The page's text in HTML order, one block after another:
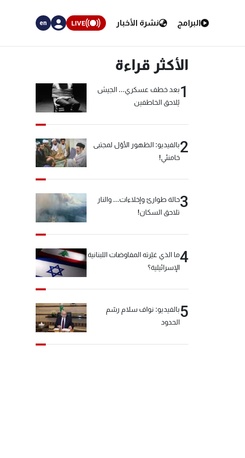
البرامج نشرة الأخبار LIVE
en
الأكثر قراءة
1بعد خطف عسكري... الجيش
يُلاحق الخاطفين
2بالفيديو: الظهور الأوّل لمجتبى
خامنئي!
3حالة طوارئ وإخلاءات... والنار
تلاحق السكان!
4ما الذي غيّرته المفاوضات اللبنانية
الإسرائيلية؟
5بالفيديو: نواف سلام رسّم
الحدود